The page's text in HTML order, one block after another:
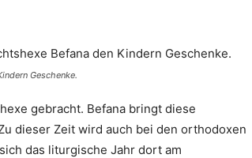
Geschenke.
gebracht. Befana bringt diese
dieser Zeit wird auch bei den ortho­doxen
das liturgische Jahr dort am